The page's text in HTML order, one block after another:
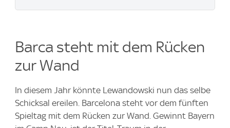
Barca steht mit dem Rücken
zur Wand
In diesem Jahr könnte Lewandowski nun das selbe
Schicksal ereilen. Barcelona steht vor dem fünften
Spieltag mit dem Rücken zur Wand. Gewinnt Bayern